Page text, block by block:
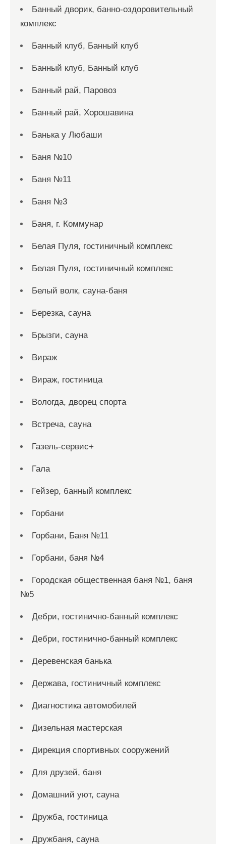
Банный дворик, банно-оздоровительный
комплекс
Банный клуб, Банный клуб
Банный клуб, Банный клуб
Банный рай, Паровоз
Банный рай, Хорошавина
Банька у Любаши
Баня №10
Баня №11
Баня №3
Баня, г. Коммунар
Белая Пуля, гостиничный комплекс
Белая Пуля, гостиничный комплекс
Белый волк, сауна-баня
Березка, сауна
Брызги, сауна
Вираж
Вираж, гостиница
Вологда, дворец спорта
Встреча, сауна
Газель-сервис+
Гала
Гейзер, банный комплекс
Горбани
Горбани, Баня №11
Горбани, баня №4
Городская общественная баня №1, баня
№5
Дебри, гостинично-банный комплекс
Дебри, гостинично-банный комплекс
Деревенская банька
Держава, гостиничный комплекс
Диагностика автомобилей
Дизельная мастерская
Дирекция спортивных сооружений
Для друзей, баня
Домашний уют, сауна
Дружба, гостиница
Дружбаня, сауна